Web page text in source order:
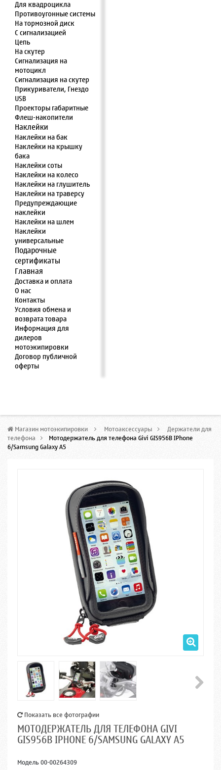
Для квадроцикла
Противоугонные системы
На тормозной диск
С сигнализацией
Цепь
На скутер
Сигнализация на
мотоцикл
Сигнализация на скутер
Прикуриватели, Гнездо
USB
Проекторы габаритные
Флеш-накопители
Наклейки
Наклейки на бак
Наклейки на крышку
бака
Наклейки соты
Наклейки на колесо
Наклейки на глушитель
Наклейки на траверсу
Предупреждающие
наклейки
Наклейки на шлем
Наклейки
универсальные
Подарочные
сертификаты
Главная
Доставка и оплата
О нас
Контакты
Условия обмена и
возврата товара
Информация для
дилеров
мотоэкипировки
Договор публичной
оферты
Магазин мотоэкипировки > Мотоаксессуары > Держатели для
телефона > Мотодержатель для телефона Givi GIS956B IPhone
6/Samsung Galaxy A5
Показать все фотографии
МОТОДЕРЖАТЕЛЬ ДЛЯ ТЕЛЕФОНА GIVI
GIS956B IPHONE 6/SAMSUNG GALAXY A5
Модель00-00264309